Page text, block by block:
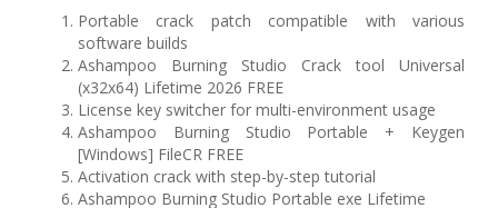
Portable crack patch compatible with various
software builds
Ashampoo Burning Studio Crack tool Universal
(x32x64) Lifetime 2026 FREE
License key switcher for multi-environment usage
Ashampoo Burning Studio Portable + Keygen
[Windows] FileCR FREE
Activation crack with step-by-step tutorial
Ashampoo Burning Studio Portable exe Lifetime